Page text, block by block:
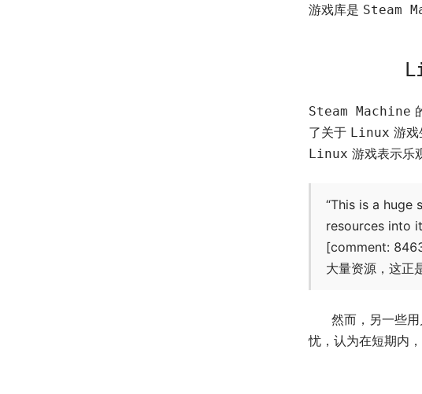
游戏库是 Steam
Steam Machine
了关于 Linux 游戏
Linux 游戏表示乐
“This is a huge
resources into
[comment:
大量资源，这正
然而，另一些
忧，认为在短期内，